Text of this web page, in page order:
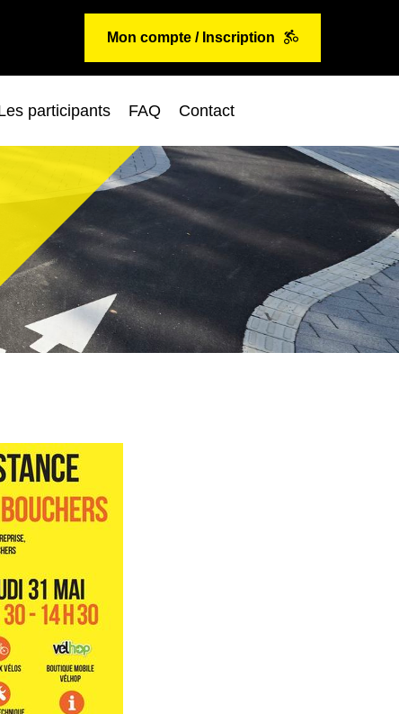
Mon compte / Inscription
participants FAQ Contact